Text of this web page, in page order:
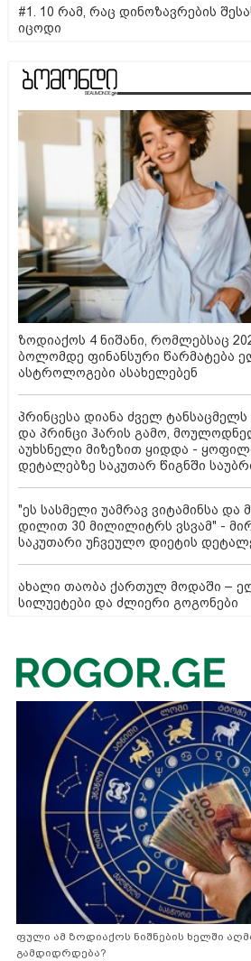
#1. 10 რამ, რაც დინოზავრების
იცოდი
ზოდიაქოს 4 ნიშანი, რომლებსაც
ბოლომდე ფინანსური წარმატება
ასტროლოგები ასახელებენ
პრინცესა დიანა ძველ ტანსაცმელს
და პრინცი ჰარის გამო,
აუხსნელი მიზეზით ყიდდა -
დეტალებზე საკუთარ წიგნში
"ეს სასმელი უამრავ ვიტამინსა და
დილით 30 მილილიტრს ვსვამ" -
საკუთარი უჩვეულო დიეტის
ახალი თაობა ქართულ მოდაში –
სილუეტები და ძლიერი გოგონები
ფული ამ ზოდიაქოს ნიშნების ხელში
გამდიდრდება?